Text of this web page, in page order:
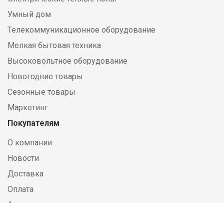
Умный дом
Телекоммуникационное оборудование
Мелкая бытовая техника
Высоковольтное оборудование
Новогодние товары
Сезонные товары
Маркетинг
Покупателям
О компании
Новости
Доставка
Оплата